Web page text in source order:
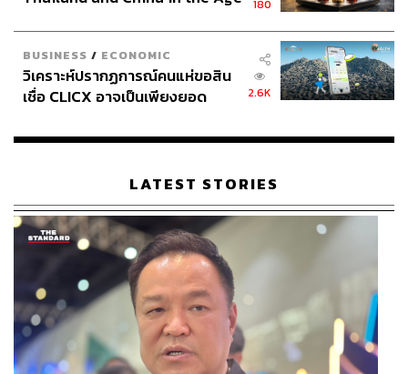
180
BUSINESS / ECONOMIC
วิเคราะห์ปรากฏการณ์คนแห่ขอสิน
เชื่อ CLICX อาจเป็นเพียงยอด
เรือนไทยที่ถูกซุกไว้
2.6K
LATEST STORIES